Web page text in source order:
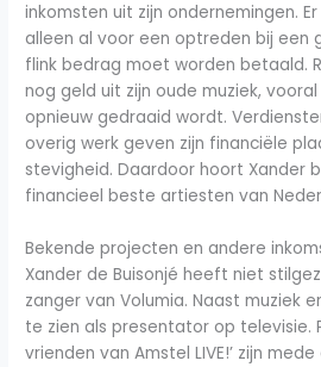
inkomsten uit zijn ondernemingen.
alleen al voor een optreden bij een
flink bedrag moet worden betaald.
nog geld uit zijn oude muziek,
opnieuw gedraaid wordt.
overig werk geven zijn financiële
stevigheid. Daardoor hoort Xander
financieel beste artiesten van
Bekende projecten en andere
Xander de Buisonjé heeft niet
zanger van Volumia. Naast muziek
te zien als presentator op televisie.
vrienden van Amstel LIVE!’ zijn